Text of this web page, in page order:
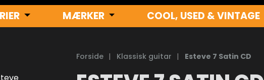
MÆRKER COOL, USED & VINTAGE
Forside | Klassisk guitar | Esteve 7 Satin CD